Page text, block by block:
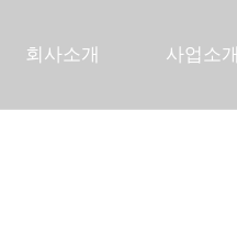
회사소개 사업소개